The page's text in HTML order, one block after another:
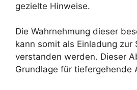
gezielte Hinweise.
Die Wahrnehmung dieser
kann somit als Einladung zur
verstanden werden. Dieser
Grundlage für tiefergehende